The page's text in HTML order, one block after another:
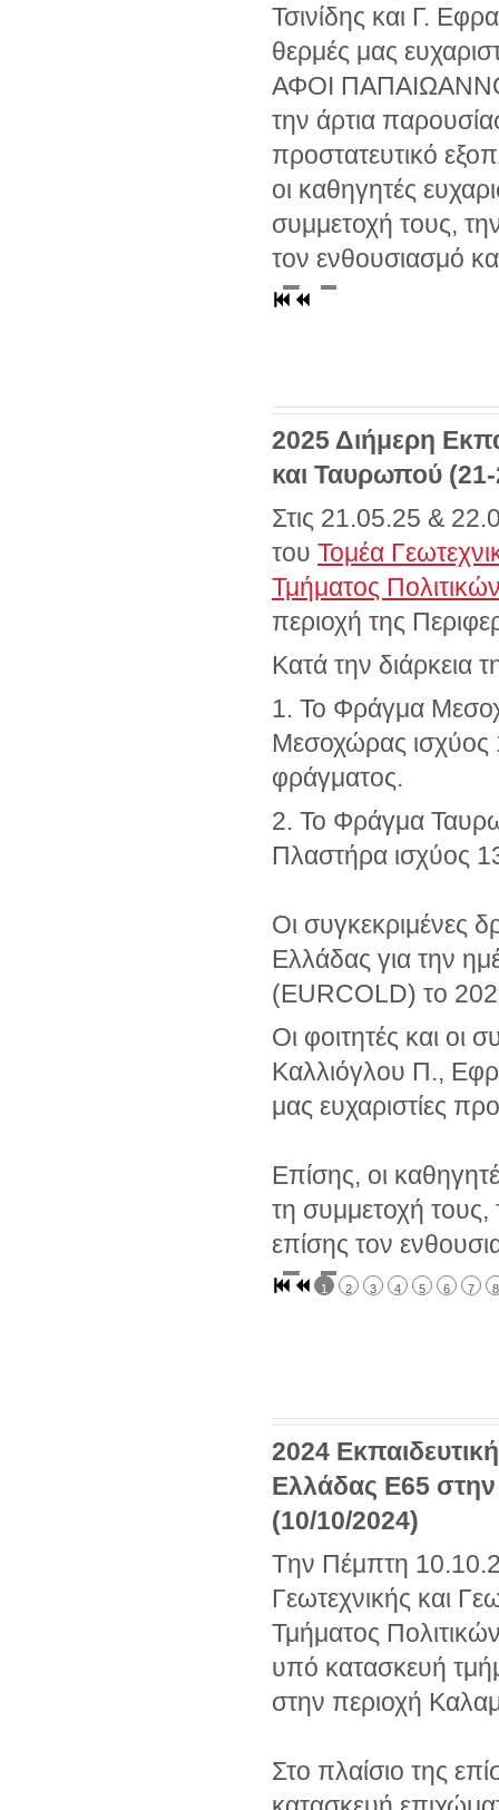
Τσινίδης και Γ.
θερμές μας
ΑΦΟΙ
την άρτια
προστατευτικό
οι καθηγητές
συμμετοχή τους,
τον ενθουσιασμό
2025 Διήμερη
και Ταυρωπού
Στις 21.05.25 &
του Τομέα
Τμήματος
περιοχή της
Κατά την διάρκεια
1. Το Φράγμα
Μεσοχώρας ισχύος
φράγματος.
2. Το Φράγμα
Πλαστήρα ισχύος
Οι συγκεκριμένες
Ελλάδας για την
(EURCOLD) το
Οι φοιτητές και
Καλλιόγλου Π.,
μας ευχαριστίες
Επίσης, οι
τη συμμετοχή
επίσης τον
1 2 3 4 5 6 7 8
2024
Ελλάδας Ε65
(10/10/2024)
Tην Πέμπτη
Γεωτεχνικής και
Τμήματος
υπό κατασκευή
στην περιοχή
Στο πλαίσιο της